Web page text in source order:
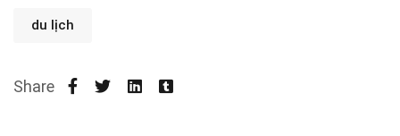
du lịch
Share